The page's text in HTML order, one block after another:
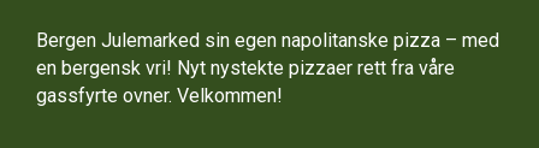
Bergen Julemarked sin egen napolitanske pizza – med
en bergensk vri! Nyt nystekte pizzaer rett fra våre
gassfyrte ovner. Velkommen!